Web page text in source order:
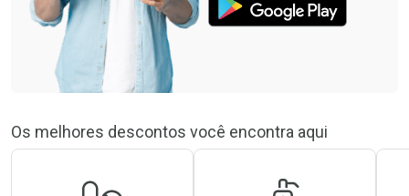
Os melhores descontos você encontra aqui